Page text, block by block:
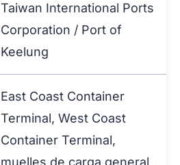
Taiwan International Ports
Corporation / Port of
Keelung
East Coast Container
Terminal, West Coast
Container Terminal,
muelles de carga general,